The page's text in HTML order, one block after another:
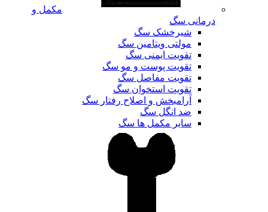
مکمل و
درمانی سگ
شیرخشک سگ
مولتی ویتامین سگ
تقویت ایمنی سگ
تقویت پوست و مو سگ
تقویت مفاصل سگ
تقویت استخوان سگ
آرامبخش و اصلاح رفتار سگ
ضد انگل سگ
سایر مکمل ها سگ